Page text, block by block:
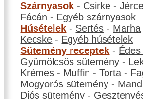
Szárnyasok - Csirke -
Fácán - Egyéb szárnyasok
Húsételek - Sertés - Marha
Kecske - Egyéb húsételek
Sütemény receptek -
Gyümölcsös sütemény -
Krémes - Muffin -Torta -
Mogyorós sütemény -
Diós sütemény -